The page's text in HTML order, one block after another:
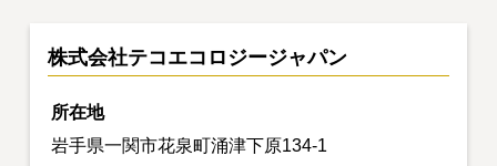
株式会社テコエコロジージャパン
所在地
岩手県一関市花泉町涌津下原134-1